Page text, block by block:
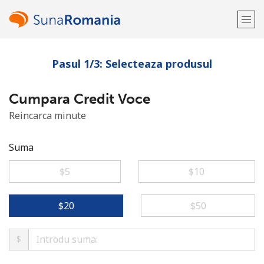
Bine-ai venit!
Ai deja cont?Logheaza-te →
Pasul 1/3: Selecteaza produsul
Cumpara Credit Voce
Reincarca minute
Suma
⁦$5⁩
⁦$10⁩
⁦$20⁩ ⁦$50⁩
$